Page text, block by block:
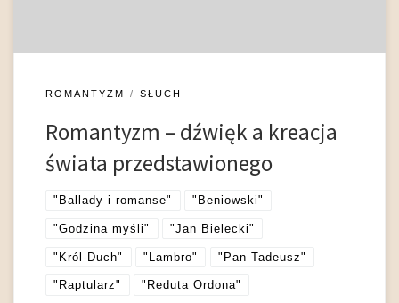
ROMANTYZM SŁUCH
Romantyzm – dźwięk a kreacja
świata przedstawionego
"Ballady i romanse" "Beniowski"
"Godzina myśli" "Jan Bielecki"
"Król-Duch" "Lambro" "Pan Tadeusz"
"Raptularz" "Reduta Ordona"